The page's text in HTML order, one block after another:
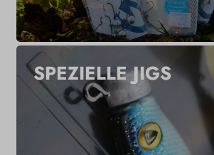
SPEZIELLE JIGS